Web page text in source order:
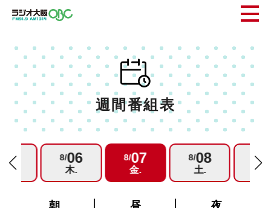
週間番組表
05
水.
8/06
木.
8/07
金.
8/08
土.
8/
日.
朝 昼 夜